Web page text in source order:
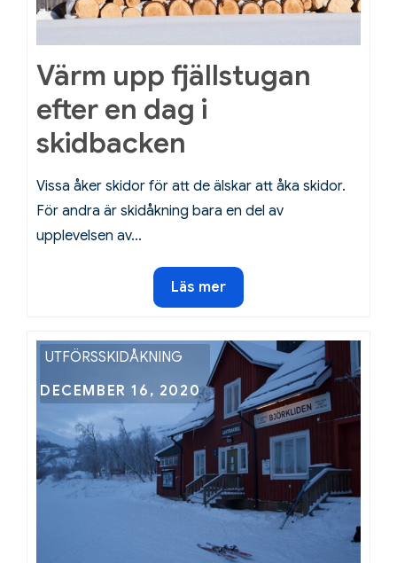
Värm upp fjällstugan
efter en dag i
skidbacken
Vissa åker skidor för att de älskar att åka skidor.
För andra är skidåkning bara en del av
upplevelsen av…
Värm
upp
efter
dag
i
skidbacken
Läs mer
UTFÖRSSKIDÅKNING
Posted
DECEMBER 16, 2020